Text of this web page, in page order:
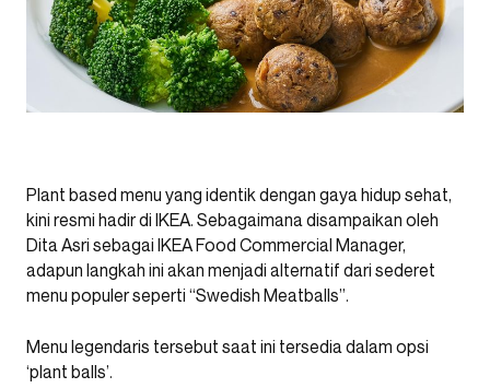
Plant based menu yang identik dengan gaya hidup sehat,
kini resmi hadir di IKEA. Sebagaimana disampaikan oleh
Dita Asri sebagai IKEA Food Commercial Manager,
adapun langkah ini akan menjadi alternatif dari sederet
menu populer seperti “Swedish Meatballs”.
Menu legendaris tersebut saat ini tersedia dalam opsi
‘plant balls’.